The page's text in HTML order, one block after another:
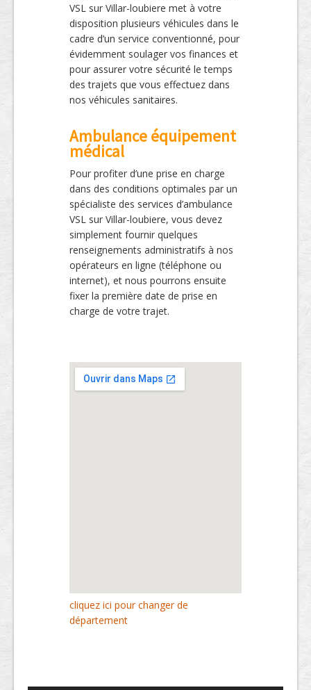
VSL sur Villar-loubiere met à votre
disposition plusieurs véhicules dans le
cadre d’un service conventionné, pour
évidemment soulager vos finances et
pour assurer votre sécurité le temps
des trajets que vous effectuez dans
nos véhicules sanitaires.
Ambulance équipement
médical
Pour profiter d’une prise en charge
dans des conditions optimales par un
spécialiste des services d’ambulance
VSL sur Villar-loubiere, vous devez
simplement fournir quelques
renseignements administratifs à nos
opérateurs en ligne (téléphone ou
internet), et nous pourrons ensuite
fixer la première date de prise en
charge de votre trajet.
cliquez ici pour changer de
département